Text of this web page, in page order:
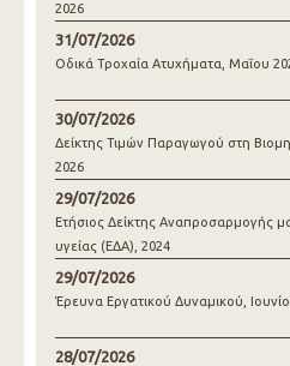
2026
31/07/2026
Οδικά Τροχαία Ατυχήματα, Μαΐου
30/07/2026
Δείκτης Τιμών Παραγωγού στη
2026
29/07/2026
Ετήσιος Δείκτης Αναπροσαρμογής
υγείας (ΕΔΑ), 2024
29/07/2026
Έρευνα Εργατικού Δυναμικού,
28/07/2026